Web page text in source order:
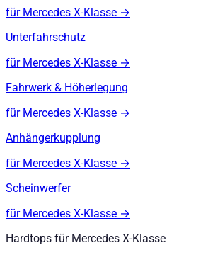
für Mercedes X-Klasse →
Unterfahrschutz
für Mercedes X-Klasse →
Fahrwerk & Höherlegung
für Mercedes X-Klasse →
Anhängerkupplung
für Mercedes X-Klasse →
Scheinwerfer
für Mercedes X-Klasse →
Hardtops für Mercedes X-Klasse